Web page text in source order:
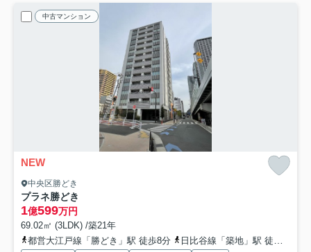
中古マンション
NEW
中央区勝どき
プラネ勝どき
1億599万円
69.02㎡ (3LDK) /築21年
都営大江戸線「勝どき」駅 徒歩8分
日比谷線「築地」駅 徒歩18分